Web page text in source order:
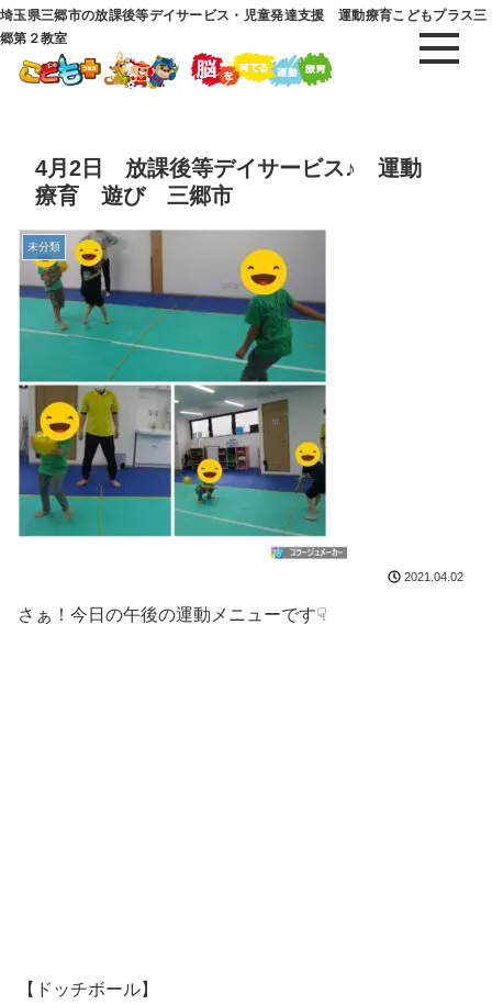
埼玉県三郷市の放課後等デイサービス・児童発達支援 運動療育こどもプラス三
郷第２教室
4月2日 放課後等デイサービス♪ 運動
療育 遊び 三郷市
未分類
2021.04.02
さぁ！今日の午後の運動メニューです☟
【ドッチボール】